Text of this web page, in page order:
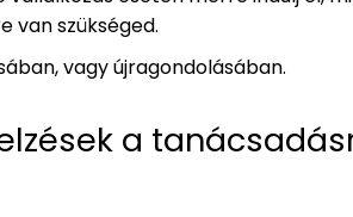
van szükséged.
vagy újragondolásában.
a